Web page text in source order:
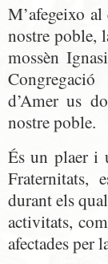
M’afegeixo
nostre poble,
mossèn
d’Amer us
nostre poble.
És un plaer i
Fraternitats,
durant els
activitats,
afectades per